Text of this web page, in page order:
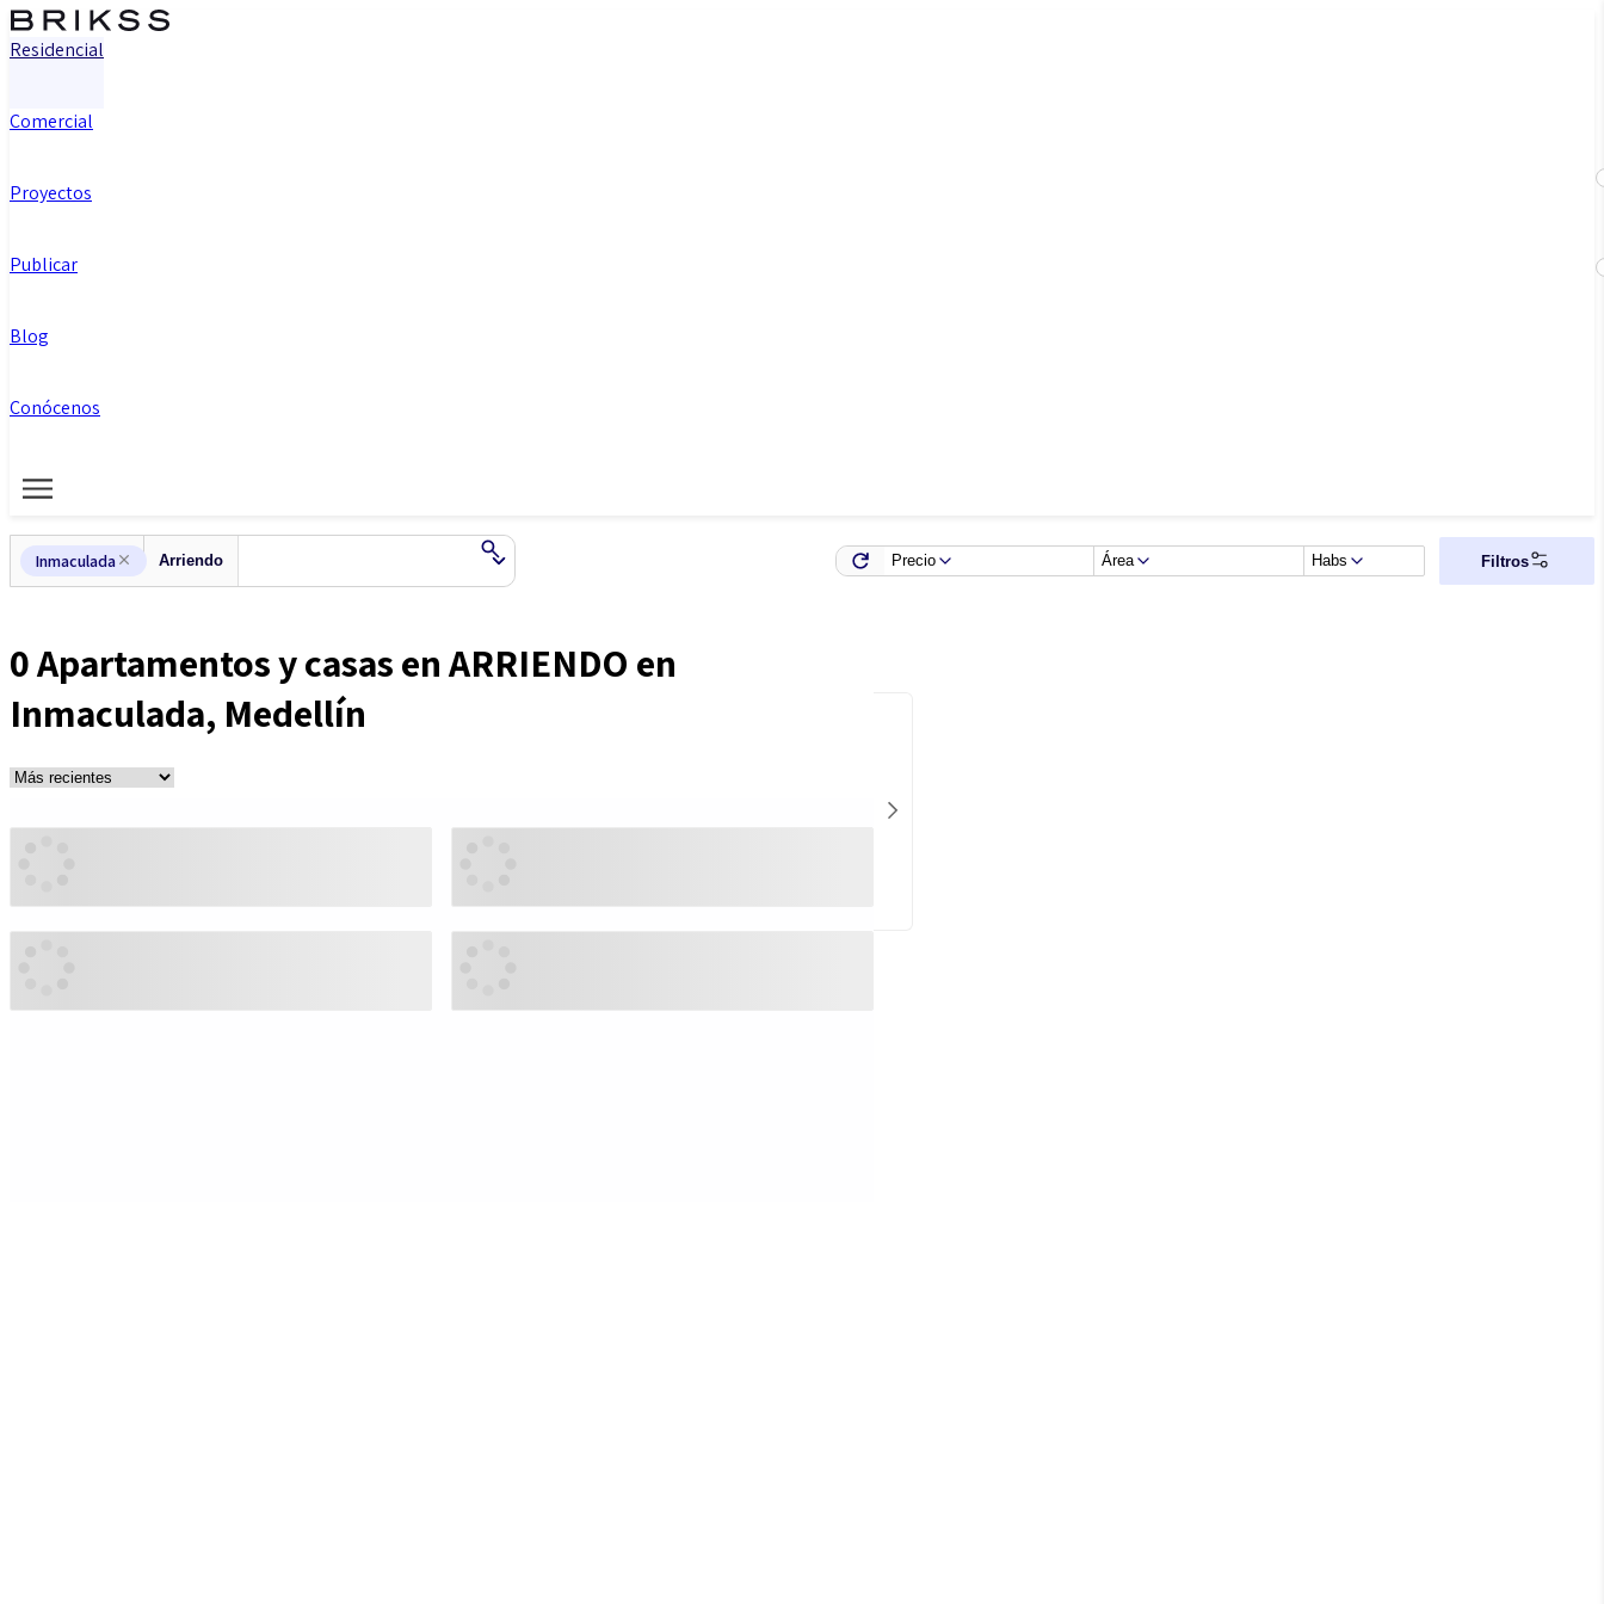
Residencial
Comercial
Proyectos
Publicar
Blog
Conócenos
Inmaculada Precio Área Habs Filtros
0Apartamentos y casas en ARRIENDO en
Inmaculada, Medellín